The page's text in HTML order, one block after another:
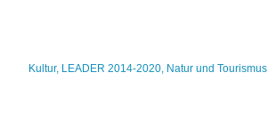
Kultur, LEADER 2014-2020, Natur und Tourismus